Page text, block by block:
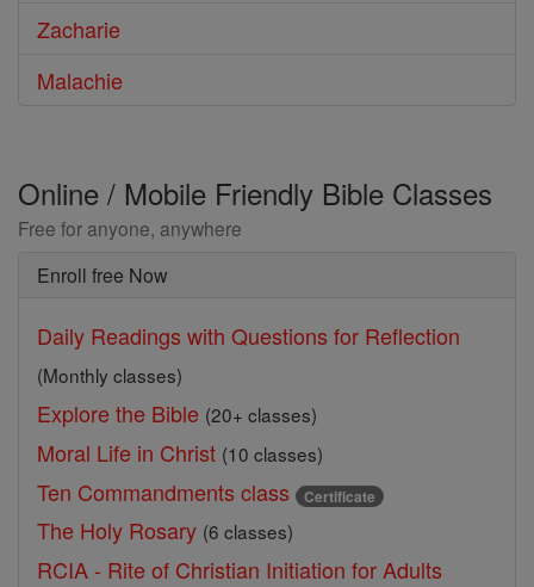
Zacharie
Malachie
Online / Mobile Friendly Bible Classes
Free for anyone, anywhere
Enroll free Now
Daily Readings with Questions for Reflection
(Monthly classes)
Explore the Bible (20+ classes)
Moral Life in Christ (10 classes)
Ten Commandments class Certificate
The Holy Rosary (6 classes)
RCIA - Rite of Christian Initiation for Adults